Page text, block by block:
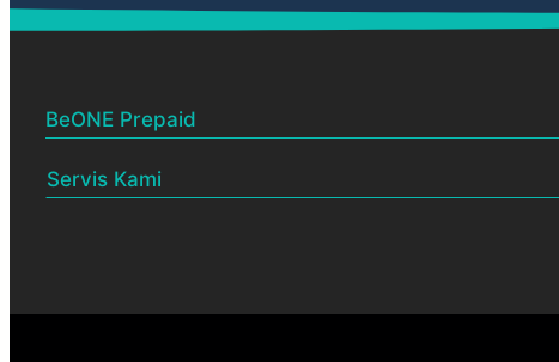
BeONE Prepaid
BeONE Official Centre
Servis Kami